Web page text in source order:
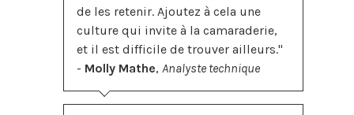
de les retenir. Ajoutez à cela une
culture qui invite à la camaraderie,
et il est difficile de trouver ailleurs."
- Molly Mathe, Analyste technique